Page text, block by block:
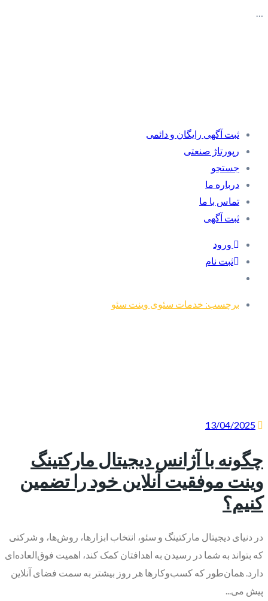
…
ثبت آگهی رایگان و دائمی
رپورتاژ صنعتی
جستجو
درباره ما
تماس با ما
ثبت آگهی
ورود
ثبت نام
برچسب: خدمات سئوی وینت سئو
13/04/2025
چگونه با آژانس دیجیتال مارکتینگ
وینت موفقیت آنلاین خود را تضمین
کنیم؟
در دنیای دیجیتال مارکتینگ و سئو، انتخاب ابزارها، روش‌ها، و شرکتی
که بتواند به شما در رسیدن به اهدافتان کمک کند، اهمیت فوق‌العاده‌ای
دارد. همان‌طور که کسب‌وکارها هر روز بیشتر به سمت فضای آنلاین
پیش می‌...